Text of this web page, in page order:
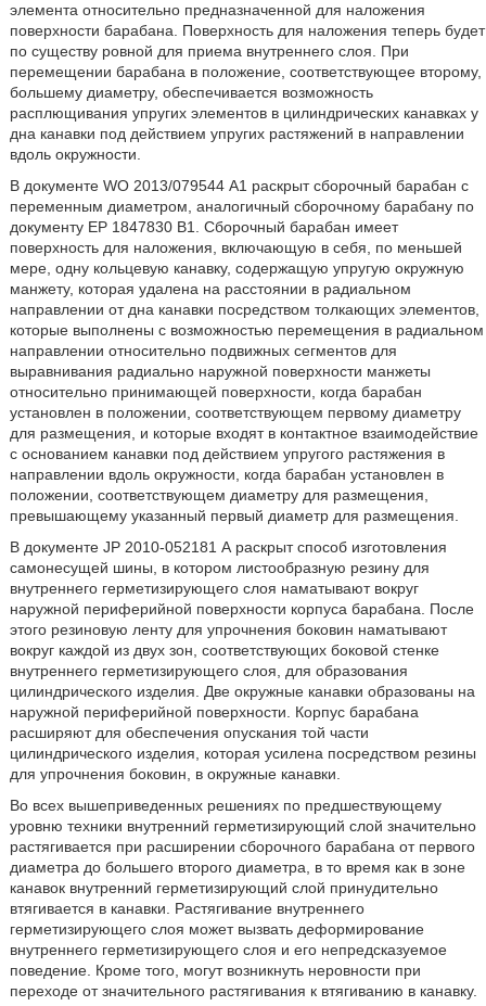
элемента относительно предназначенной для наложения
поверхности барабана. Поверхность для наложения теперь будет
по существу ровной для приема внутреннего слоя. При
перемещении барабана в положение, соответствующее второму,
большему диаметру, обеспечивается возможность
расплющивания упругих элементов в цилиндрических канавках у
дна канавки под действием упругих растяжений в направлении
вдоль окружности.
В документе WO 2013/079544 А1 раскрыт сборочный барабан с
переменным диаметром, аналогичный сборочному барабану по
документу ЕР 1847830 В1. Сборочный барабан имеет
поверхность для наложения, включающую в себя, по меньшей
мере, одну кольцевую канавку, содержащую упругую окружную
манжету, которая удалена на расстоянии в радиальном
направлении от дна канавки посредством толкающих элементов,
которые выполнены с возможностью перемещения в радиальном
направлении относительно подвижных сегментов для
выравнивания радиально наружной поверхности манжеты
относительно принимающей поверхности, когда барабан
установлен в положении, соответствующем первому диаметру
для размещения, и которые входят в контактное взаимодействие
с основанием канавки под действием упругого растяжения в
направлении вдоль окружности, когда барабан установлен в
положении, соответствующем диаметру для размещения,
превышающему указанный первый диаметр для размещения.
В документе JP 2010-052181 А раскрыт способ изготовления
самонесущей шины, в котором листообразную резину для
внутреннего герметизирующего слоя наматывают вокруг
наружной периферийной поверхности корпуса барабана. После
этого резиновую ленту для упрочнения боковин наматывают
вокруг каждой из двух зон, соответствующих боковой стенке
внутреннего герметизирующего слоя, для образования
цилиндрического изделия. Две окружные канавки образованы на
наружной периферийной поверхности. Корпус барабана
расширяют для обеспечения опускания той части
цилиндрического изделия, которая усилена посредством резины
для упрочнения боковин, в окружные канавки.
Во всех вышеприведенных решениях по предшествующему
уровню техники внутренний герметизирующий слой значительно
растягивается при расширении сборочного барабана от первого
диаметра до большего второго диаметра, в то время как в зоне
канавок внутренний герметизирующий слой принудительно
втягивается в канавки. Растягивание внутреннего
герметизирующего слоя может вызвать деформирование
внутреннего герметизирующего слоя и его непредсказуемое
поведение. Кроме того, могут возникнуть неровности при
переходе от значительного растягивания к втягиванию в канавку.